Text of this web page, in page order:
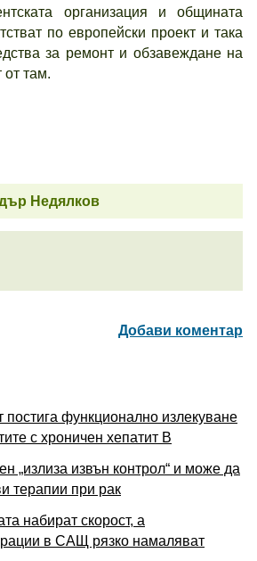
организация и общината
по европейски проект и така
за ремонт и обзавеждане на
от там.
Недялков
Добави коментар
функционално излекуване
с хроничен хепатит B
„излиза извън контрол“ и може да
терапии при рак
набират скорост, а
в САЩ рязко намаляват